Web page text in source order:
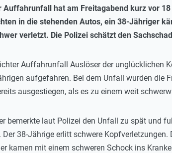
hat am Freitagabend kurz vor
in die stehenden Autos, ein 38-Jähriger
verletzt. Die Polizei schätzt den
Auffahrunfall Auslöser der unglücklichen
aufgefahren. Bei dem Unfall wurden die
ausgestiegen, als es zu einem weit
bemerkte laut Polizei den Unfall zu spät und
38-Jährige erlitt schwere
kamen mit einem schweren Schock ins